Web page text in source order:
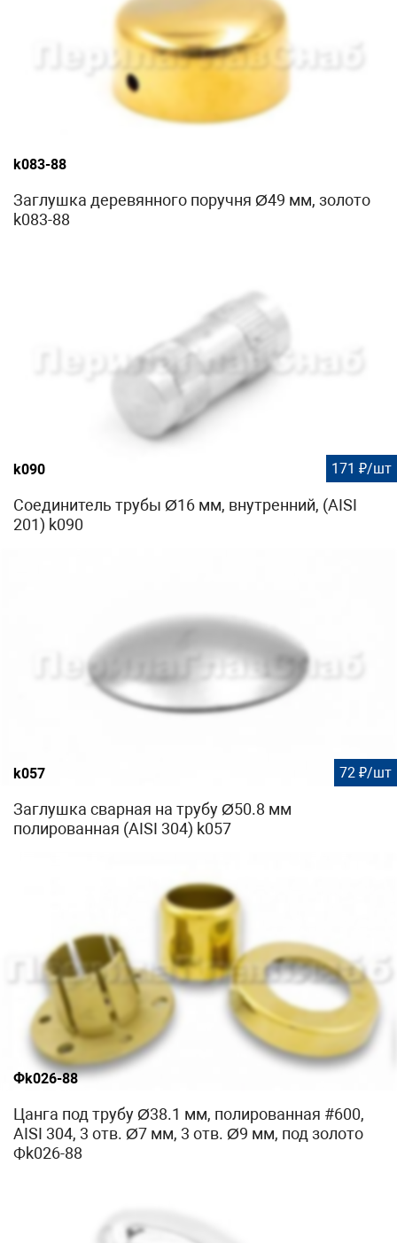
k083-88
Заглушка деревянного поручня Ø49 мм, золото
k083-88
k090 171 ₽/шт
Соединитель трубы Ø16 мм, внутренний, (AISI
201) k090
k057 72 ₽/шт
Заглушка сварная на трубу Ø50.8 мм
полированная (AISI 304) k057
Фk026-88
Цанга под трубу Ø38.1 мм, полированная #600,
AISI 304, 3 отв. Ø7 мм, 3 отв. Ø9 мм, под золото
Фk026-88